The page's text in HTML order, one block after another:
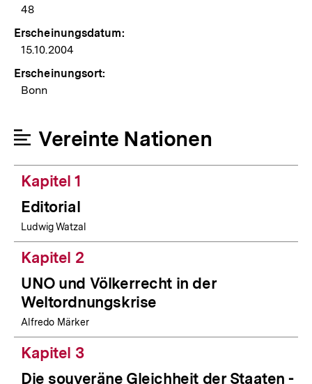
48
Erscheinungsdatum:
15.10.2004
Erscheinungsort:
Bonn
Vereinte Nationen
Kapitel 1
Editorial
Ludwig Watzal
Kapitel 2
UNO und Völkerrecht in der
Weltordnungskrise
Alfredo Märker
Kapitel 3
Die souveräne Gleichheit der Staaten -